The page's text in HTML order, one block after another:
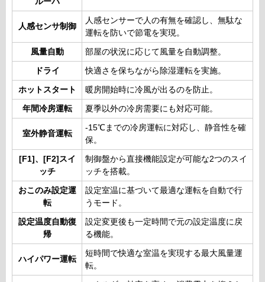
人感センサ制御
人感センサーで人の有無を確認し、無駄な
運転を防いで節電を実現。
風量自動 部屋の状況に応じて風量を自動調整。
ドライ 快適さを保ちながら除湿運転を実施。
ホットスタート 暖房開始時に冷風が出るのを防止。
年間冷房運転 夏季以外の冷房需要にも対応可能。
室外静音運転
-15℃までの冷房運転に対応し、静音性を確
保。
[F1]、[F2]スイ
ッチ
制御盤から直接機能設定が可能な2つのスイ
ッチを搭載。
おこのみ設定運
転
設定室温に基づいて最適な運転を自動で行
うモード。
設定温度自動復
帰
設定変更後も一定時間で元の設定温度に戻
る機能。
ハイパワー運転
短時間で快適な室温を実現する最大風量運
転。